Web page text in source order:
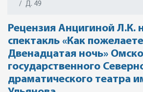
Д. 49
Рецензия Анцигиной Л.К.
спектакль «Как
Двенадцатая ночь»
государственного
драматического театра